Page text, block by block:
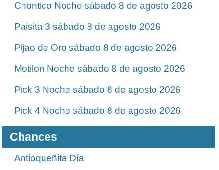
Chontico Noche sábado 8 de agosto 2026
Paisita 3 sábado 8 de agosto 2026
Pijao de Oro sábado 8 de agosto 2026
Motilon Noche sábado 8 de agosto 2026
Pick 3 Noche sábado 8 de agosto 2026
Pick 4 Noche sábado 8 de agosto 2026
Chances
Antioqueñita Día